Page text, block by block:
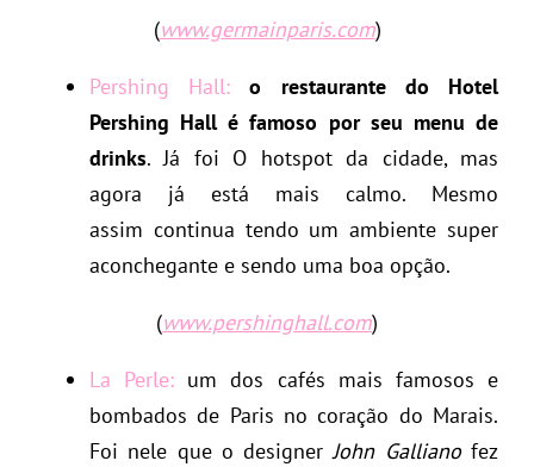
(www.germainparis.com)
Pershing Hall:
o restaurante do Hotel
Pershing Hall é famoso por seu menu de
drinks. Já foi O hotspot da cidade, mas
agora já está mais calmo. Mesmo
assim continua tendo um ambiente super
aconchegante e sendo uma boa opção.
(www.pershinghall.com)
La Perle: um dos cafés mais famosos e
bombados de Paris no coração do Marais.
Foi nele que o designerJohn Gallianofez